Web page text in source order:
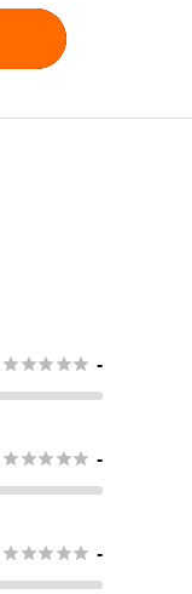
 -
 -
 -